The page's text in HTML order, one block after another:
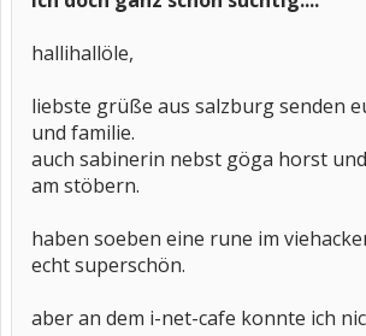
hallihallöle,
liebste grüße aus salzburg senden
und familie.
auch sabinerin nebst göga horst
am stöbern.
haben soeben eine rune im
echt superschön.
aber an dem i-net-cafe konnte ich